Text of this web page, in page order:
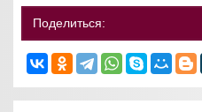
Поделиться: